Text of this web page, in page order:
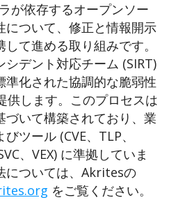
が依存するオープンソー
について、修正と情報開示
て進める取り組みです。
シデント対応チーム ​ (SIRT​)
準化された協調的な脆弱性
します。 このプロセスは
いて構築されており、業
びツール ​ (CVE、TLP、
、VEX​) に準拠していま
については、Akritesの
をご覧ください。